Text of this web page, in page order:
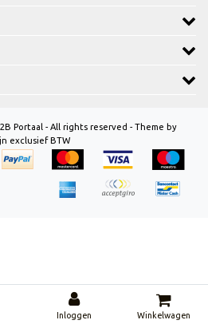
Portaal - All rights reserved - Theme by
exclusief BTW
Inloggen Winkelwagen